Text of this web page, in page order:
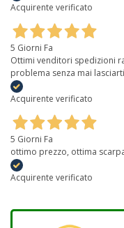
Acquirente verificato
5 Giorni Fa
Ottimi venditori spedizioni
problema senza mai
Acquirente verificato
5 Giorni Fa
ottimo prezzo, ottima
Acquirente verificato